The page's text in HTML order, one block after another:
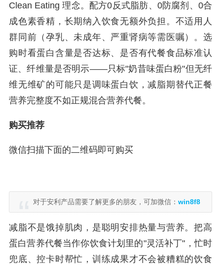
Clean Eating 理念。配方0反式脂肪、0防腐剂、0合
成色素香精，长期纳入饮食无额外负担。不适用人
群同前（孕乳、未成年、严重肾病等需医嘱）。选
购时看蛋白含量是否达标、是否有代餐食品标准认
证、纤维量是否明示——只标"奶昔味蛋白粉"但无纤
维无维矿的可能只是调味蛋白饮，减脂期替代正餐
营养完整度不如正规混合营养代餐。
购买推荐
微信扫描下面的二维码即可购买
对于安利产品需要了解更多的朋友，可加微信： win8f8
减脂不是饿掉肌肉，是聪明安排热量与营养。把高
蛋白营养代餐当作你饮食计划里的"灵活补丁"，忙时
兜底、控卡时帮忙，训练成果才不会被糟糕的饮食